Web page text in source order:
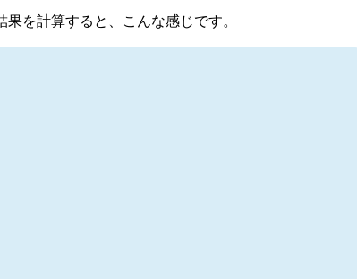
を計算すると、こんな感じです。